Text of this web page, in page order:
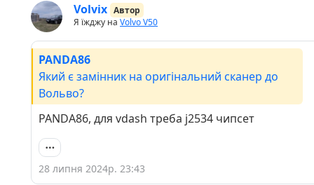
Volvix Автор
Я їжджу на Volvo V50
PANDA86
Який є замінник на оригінальний сканер до
Вольво?
PANDA86, для vdash треба j2534 чипсет
28 липня 2024р. 23:43